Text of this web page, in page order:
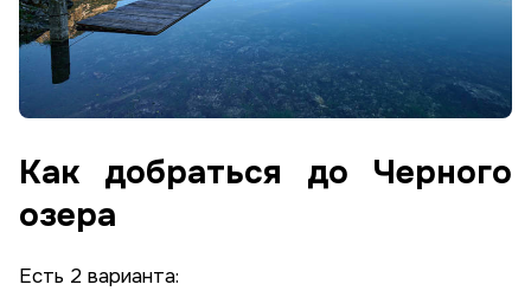
Как добраться до Черного
озера
Есть 2 варианта: